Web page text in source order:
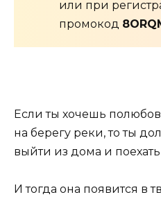
или при
промокод
Если ты хочешь
на берегу реки, то ты
выйти из дома и
И тогда она появится в